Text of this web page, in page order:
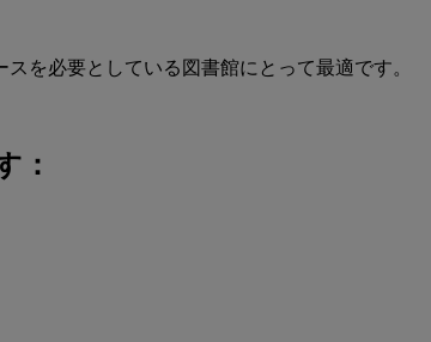
を必要としている図書館にとって最適です。
：